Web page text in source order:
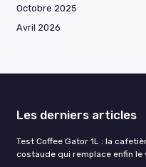
Octobre 2025
Avril 2026
Les derniers articles
Test Coffee Gator 1L : la
costaude qui remplace enfin